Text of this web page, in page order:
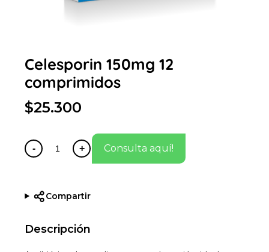
Celesporin 150mg 12
comprimidos
$25.300
- + Consulta aquí!
Compartir
Descripción